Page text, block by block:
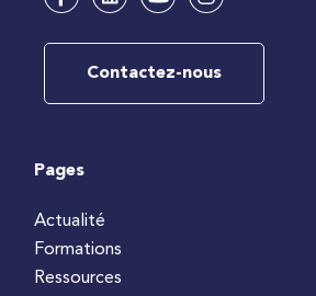
Contactez-nous
Pages
Actualité
Formations
Ressources